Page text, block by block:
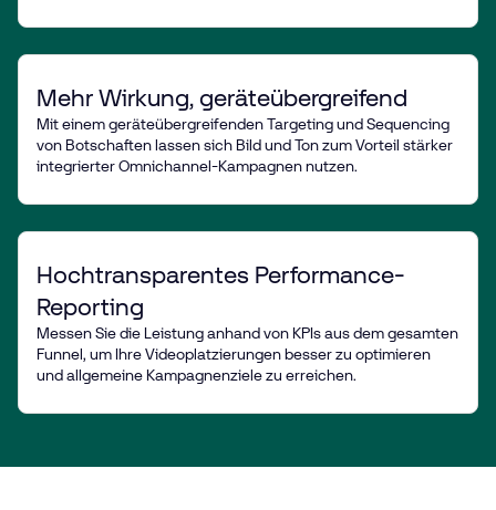
Mehr Wirkung, geräteübergreifend
Mit einem geräteübergreifenden Targeting und Sequencing
von Botschaften lassen sich Bild und Ton zum Vorteil stärker
integrierter Omnichannel-Kampagnen nutzen.
Hochtransparentes Performance-
Reporting
Messen Sie die Leistung anhand von KPIs aus dem gesamten
Funnel, um Ihre Videoplatzierungen besser zu optimieren
und allgemeine Kampagnenziele zu erreichen.